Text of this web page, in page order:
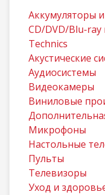
Aккумуляторы
CD/DVD/Blu-
Technics
Акустические
Аудиосистемы
Видеокамеры
Виниловые
Микрофоны
Настольные
Пульты
Телевизоры
Уход и